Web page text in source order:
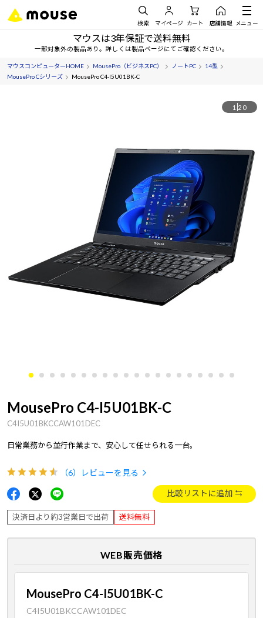
検索 マイページ カート 店舗情報 メニュー
マウスは3年保証で送料無料
一部対象外の製品あり。詳しくは製品ページにてご確認ください。
マウスコンピューターHOME MousePro（ビジネスPC） ノートPC
14型
MousePro Cシリーズ
MousePro C4-I5U01BK-C
1 20
MousePro C4-I5U01BK-C
C4I5U01BKCCAW101DEC
日常業務から並行作業まで、安心して任せられる一台。
（6） レビューを見る
比較リストに追加
決済日より約3営業日で出荷 送料無料
WEB販売価格
MousePro C4-I5U01BK-C
C4I5U01BKCCAW101DEC